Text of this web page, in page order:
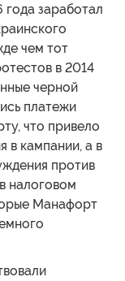
заработал
чем тот
в 2014
черной
платежи
что привело
в кампании, а в
против
налоговом
Манафорт